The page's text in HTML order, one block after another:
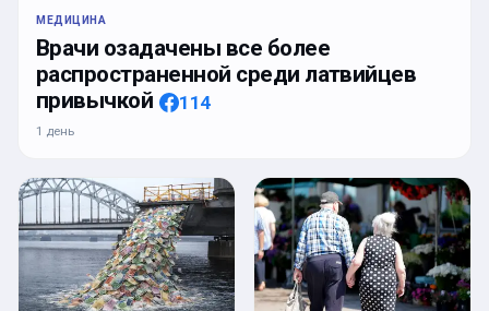
МЕДИЦИНА
Врачи озадачены все более
распространенной среди латвийцев
привычкой
114
1 день